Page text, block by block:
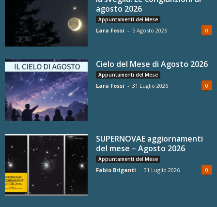
agosto 2026
Appuntamenti del Mese
Lara Fossi - 5 Agosto 2026 0
Cielo del Mese di Agosto 2026
Appuntamenti del Mese
Lara Fossi - 31 Luglio 2026 0
SUPERNOVAE aggiornamenti
del mese – Agosto 2026
Appuntamenti del Mese
Fabio Briganti - 31 Luglio 2026 0